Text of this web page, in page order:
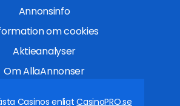
Annonsinfo
om cookies
Aktieanalyser
Om AllaAnnonser
Casinos enligtCasinoPRO.se